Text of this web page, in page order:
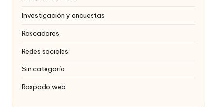
Investigación y encuestas
Rascadores
Redes sociales
Sin categoría
Raspado web